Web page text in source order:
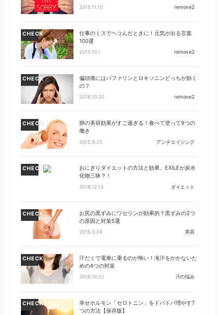
2015.11.10 remove2
CHECK
仕事のミスでヘコんだときに！元気が出る言葉
100選
2015.10.1 remove2
CHECK
偏頭痛にはバファリンとロキソニンどっちが効く
の？
2018.10.20 remove2
CHECK
卵の美容効果がすご過ぎる！食べて塗って9つの
働き
2015.9.22 アンチエイジング
CHECK
おにぎりダイエットの方法と効果。EXILEが炭水
化物三昧？！
2018.12.14 ダイエット
CHECK
お尻の黒ずみにワセリンが効果的？黒ずみの2つ
の原因と対策5選
2016.5.24 美容
CHECK
汗だくで電車に乗るのが怖い！滝汗をかかないた
めの4つの対策
2018.10.22 汗の悩み
CHECK
幸せホルモン「セロトニン」をドバドバ増やす7
つの方法【保存版】